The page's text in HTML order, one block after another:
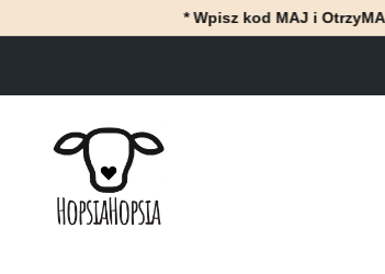
* Wpisz kod MAJ i OtrzyMAJ 10%